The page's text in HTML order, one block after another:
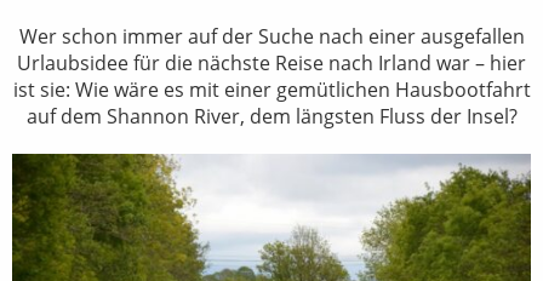
Wer schon immer auf der Suche nach einer ausgefallen
Urlaubsidee für die nächste Reise nach Irland war – hier
ist sie: Wie wäre es mit einer gemütlichen Hausbootfahrt
auf dem Shannon River, dem längsten Fluss der Insel?